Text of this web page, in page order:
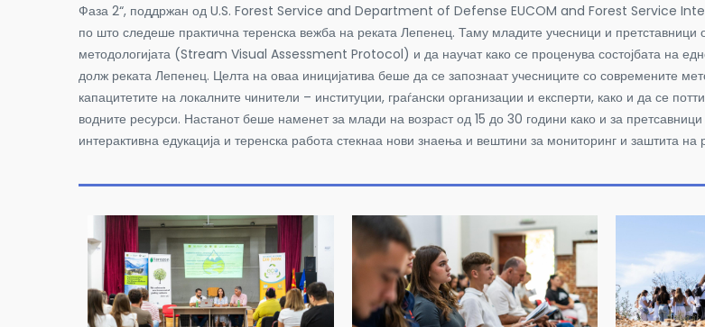
Фаза 2“, поддржан од U.S. Forest Service and Department of Defense EUCOM and Forest Service
по што следеше практична теренска вежба на реката Лепенец. Таму младите учесници и
методологијата (Stream Visual Assessment Protocol) и да научат како се проценува состојбата на
долж реката Лепенец. Целта на оваа иницијатива беше да се запознаат учесниците со современите
капацитетите на локалните чинители – институции, граѓански организации и експерти, како и да се
водните ресурси. Настанот беше наменет за млади на возраст од 15 до 30 години како и за
интерактивна едукација и теренска работа стекнаа нови знаења и вештини за мониторинг и заштита на